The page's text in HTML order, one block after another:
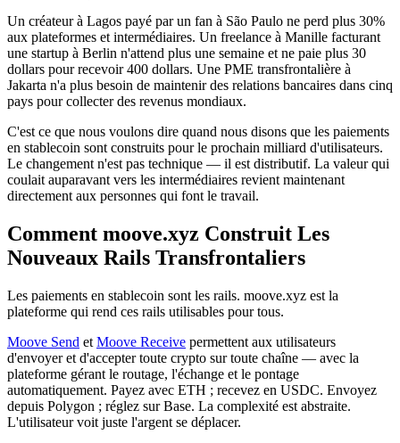
Un créateur à Lagos payé par un fan à São Paulo ne perd plus 30%
aux plateformes et intermédiaires. Un freelance à Manille facturant
une startup à Berlin n'attend plus une semaine et ne paie plus 30
dollars pour recevoir 400 dollars. Une PME transfrontalière à
Jakarta n'a plus besoin de maintenir des relations bancaires dans cinq
pays pour collecter des revenus mondiaux.
C'est ce que nous voulons dire quand nous disons que les paiements
en stablecoin sont construits pour le prochain milliard d'utilisateurs.
Le changement n'est pas technique — il est distributif. La valeur qui
coulait auparavant vers les intermédiaires revient maintenant
directement aux personnes qui font le travail.
Comment moove.xyz Construit Les
Nouveaux Rails Transfrontaliers
Les paiements en stablecoin sont les rails. moove.xyz est la
plateforme qui rend ces rails utilisables pour tous.
Moove Send et Moove Receive permettent aux utilisateurs
d'envoyer et d'accepter toute crypto sur toute chaîne — avec la
plateforme gérant le routage, l'échange et le pontage
automatiquement. Payez avec ETH ; recevez en USDC. Envoyez
depuis Polygon ; réglez sur Base. La complexité est abstraite.
L'utilisateur voit juste l'argent se déplacer.